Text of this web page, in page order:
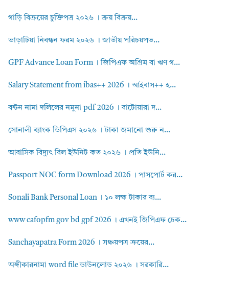
গাড়ি বিক্রয়ের চুক্তিপত্র ২০২৬ । ক্রয় বিক্রয়...
ভাড়াটিয়া নিবন্ধন ফরম ২০২৬ । জাতীয় পরিচয়পত...
GPF Advance Loan Form । জিপিএফ অগ্রিম বা ঋণ গ...
Salary Statement from ibas++ 2026 । আইবাস++ হ...
বন্টন নামা দলিলের নমুনা pdf 2026 । বাটোয়ারা দ...
সোনালী ব্যাংক ডিপিএস ২০২৬ । টাকা জমানো শুরু ন...
আবাসিক বিদ্যুৎ বিল ইউনিট কত ২০২৬ । প্রতি ইউনি...
Passport NOC form Download 2026 । পাসপোর্ট কর...
Sonali Bank Personal Loan । ১০ লক্ষ টাকার ব্য...
www cafopfm gov bd gpf 2026 । এখনই জিপিএফ চেক...
Sanchayapatra Form 2026 । সঞ্চয়পত্র ক্রয়ের...
অঙ্গীকারনামা word file ডাউনলোড ২০২৬ । সরকারি...